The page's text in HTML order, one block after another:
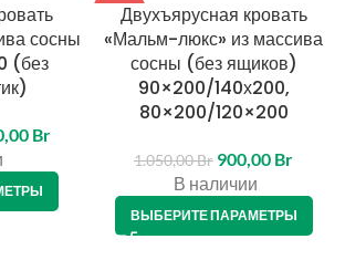
сосны
(без
Br
-14%
Двухъярусная кровать
«Мальм-люкс» из массива
сосны (без ящиков)
90×200/140х200,
80×200/120×200
1.050,00Br 900,00 Br
В наличии
ВЫБЕРИТЕ ПАРАМЕТРЫ